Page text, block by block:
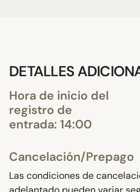
DETALLES
Hora de inicio del
registro de
entrada: 14:00
Cancelación/Prepago
Las condiciones de